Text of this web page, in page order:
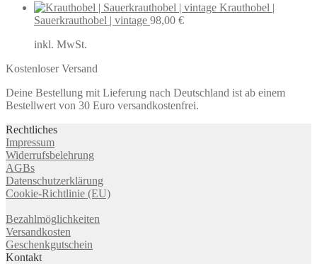
Krauthobel |
Sauerkrauthobel | vintage 98,00 €
inkl. MwSt.
Kostenloser Versand
Deine Bestellung mit Lieferung nach Deutschland ist ab einem
Bestellwert von 30 Euro versandkostenfrei.
Rechtliches
Impressum
Widerrufsbelehrung
AGBs
Datenschutzerklärung
Cookie-Richtlinie (EU)
Bezahlmöglichkeiten
Versandkosten
Geschenkgutschein
Kontakt